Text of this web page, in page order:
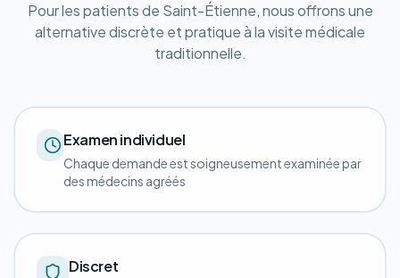
Pour les patients de Saint-Étienne, nous offrons une
alternative discrète et pratique à la visite médicale
traditionnelle.
Examen individuel
Chaque demande est soigneusement examinée par
des médecins agréés
Discret